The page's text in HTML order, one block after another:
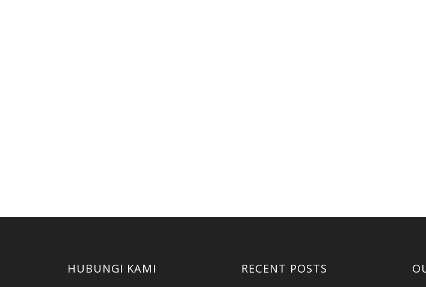
HUBUNGI KAMI RECENT POSTS